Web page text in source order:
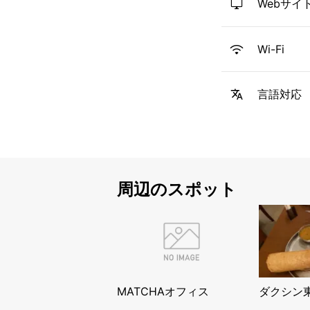
Webサイ
Wi-Fi
言語対応
周辺のスポット
MATCHAオフィス ダクシン